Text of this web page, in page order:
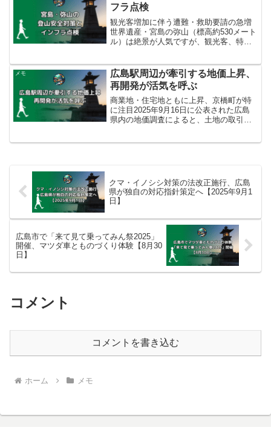
の期間限定...
フラ点検
観光客増加に伴う遭難・救助要請の急増
世界遺産・宮島の弥山（標高約530メート
ル）は絶景が人気ですが、観光客、特に
年の遭難者数は9月19日時点で22人と、前
年の同じ時...
メモ
広島駅周辺が牽引する地価上昇、
再開発が活気を呼ぶ
商業地・住宅地ともに上昇、京橋町が特
に注目2025年9月16日に公表された広島
県内の地価調査によると、土地の取引価
クマ・イノシシ対策の法改正施行、広島
県が独自の対応指針策定へ【2025年9月1
日】
広島市で「来て見て乗ってみん祭2025」
開催、マツダ車とものづくり体験【8月30
日】
コメント
コメントを書き込む
ホーム メモ